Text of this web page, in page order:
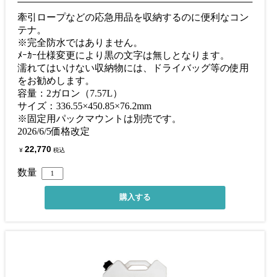
牽引ロープなどの応急用品を収納するのに便利なコン
テナ。
※完全防水ではありません。
ﾒｰｶｰ仕様変更により黒の文字は無しとなります。
濡れてはいけない収納物には、ドライバッグ等の使用
をお勧めします。
容量：2ガロン（7.57L）
サイズ：336.55×450.85×76.2mm
※固定用パックマウントは別売です。
2026/6/5価格改定
¥ 22,770 税込
数量